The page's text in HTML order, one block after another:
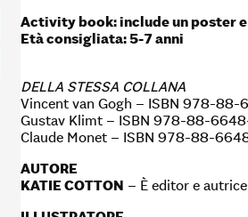
Activity book: include un poster
Età consigliata: 5-7 anni
DELLA STESSA COLLANA
Vincent van Gogh – ISBN 978-
Gustav Klimt – ISBN 978-88-
Claude Monet – ISBN 978-88-
AUTORE
KATIE COTTON – È editor e